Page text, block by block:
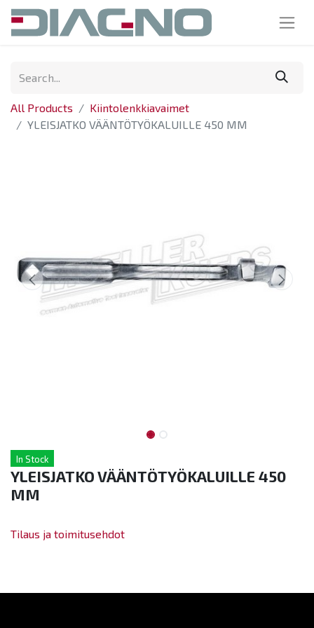
All Products
Kiintolenkkiavaimet
YLEISJATKO VÄÄNTÖTYÖKALUILLE 450 MM
In Stock
YLEISJATKO VÄÄNTÖTYÖKALUILLE 450
MM
Tilaus ja toimitusehdot